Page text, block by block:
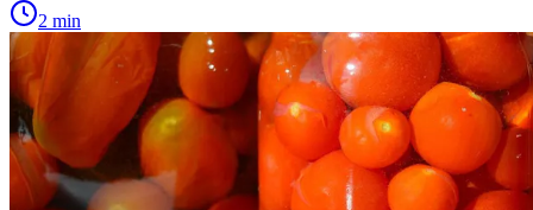
2 min